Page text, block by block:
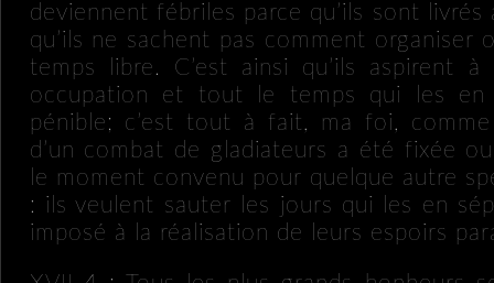
deviennent fébriles parce qu’ils sont livrés
qu’ils ne sachent pas comment organiser
temps libre. C’est ainsi qu’ils aspirent à
occupation et tout le temps qui les en
pénible; c’est tout à fait, ma foi,
d’un combat de gladiateurs a été fixée
le moment convenu pour quelque autre
: ils veulent sauter les jours qui les en
imposé à la réalisation de leurs espoirs